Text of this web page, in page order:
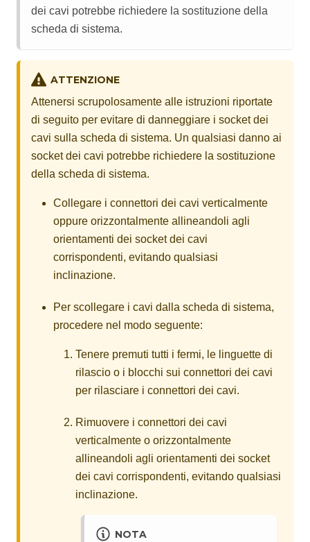
dei cavi potrebbe richiedere la sostituzione della
scheda di sistema.
ATTENZIONE
Attenersi scrupolosamente alle istruzioni riportate
di seguito per evitare di danneggiare i socket dei
cavi sulla scheda di sistema. Un qualsiasi danno ai
socket dei cavi potrebbe richiedere la sostituzione
della scheda di sistema.
Collegare i connettori dei cavi verticalmente
oppure orizzontalmente allineandoli agli
orientamenti dei socket dei cavi
corrispondenti, evitando qualsiasi
inclinazione.
Per scollegare i cavi dalla scheda di sistema,
procedere nel modo seguente:
Tenere premuti tutti i fermi, le linguette di
rilascio o i blocchi sui connettori dei cavi
per rilasciare i connettori dei cavi.
Rimuovere i connettori dei cavi
verticalmente o orizzontalmente
allineandoli agli orientamenti dei socket
dei cavi corrispondenti, evitando qualsiasi
inclinazione.
NOTA